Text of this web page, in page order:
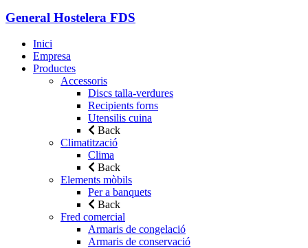
General Hostelera FDS
Inici
Empresa
Productes
Accessoris
Discs talla-verdures
Recipients forns
Utensilis cuina
Back
Climatització
Clima
Back
Elements mòbils
Per a banquets
Back
Fred comercial
Armaris de congelació
Armaris de conservació